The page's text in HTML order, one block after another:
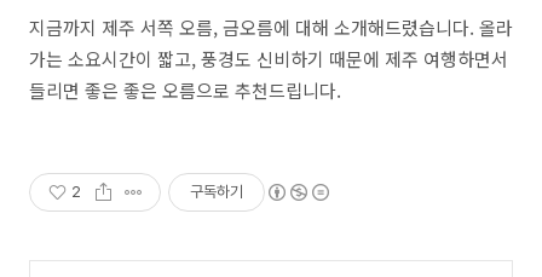
지금까지 제주 서쪽 오름, 금오름에 대해 소개해드렸습니다. 올라
가는 소요시간이 짧고, 풍경도 신비하기 때문에 제주 여행하면서
들리면 좋은 좋은 오름으로 추천드립니다.
2 구독하기